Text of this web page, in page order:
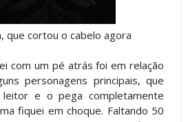
que cortou o cabelo agora
com um pé atrás foi em relação
personagens principais, que
e o pega completamente
fiquei em choque. Faltando 50